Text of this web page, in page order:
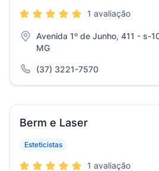
1 avaliação
Avenida 1º de Junho, 411 - s-
MG
(37) 3221-7570
Berm e Laser
Esteticistas
1 avaliação